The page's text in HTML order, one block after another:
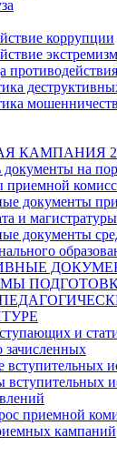
коррупции
КАМПАНИЯ
документы на
приемной
документы
и магистратуры
документы
и
зачисленных
вступительных
вступительных
приемной
кампаний